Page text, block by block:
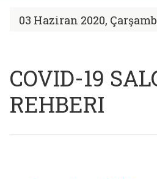
03 Haziran 2020,
COVID-19
REHBERI